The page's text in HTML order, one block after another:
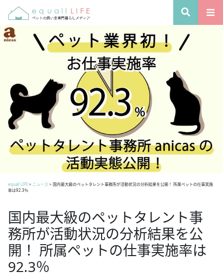
equall LIFE> ニュース > 国内最大級のペットタレント事務所が活動状況の分析結果を公開！ 所属ペットの仕事実施
率は92.3％
国内最大級のペットタレント事
務所が活動状況の分析結果を公
開！ 所属ペットの仕事実施率は
92.3％